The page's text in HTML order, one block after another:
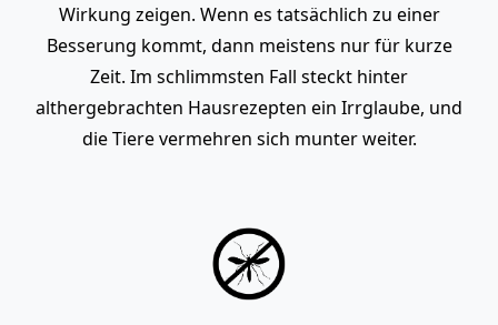
Wirkung zeigen. Wenn es tatsächlich zu einer
Besserung kommt, dann meistens nur für kurze
Zeit. Im schlimmsten Fall steckt hinter
althergebrachten Hausrezepten ein Irrglaube, und
die Tiere vermehren sich munter weiter.